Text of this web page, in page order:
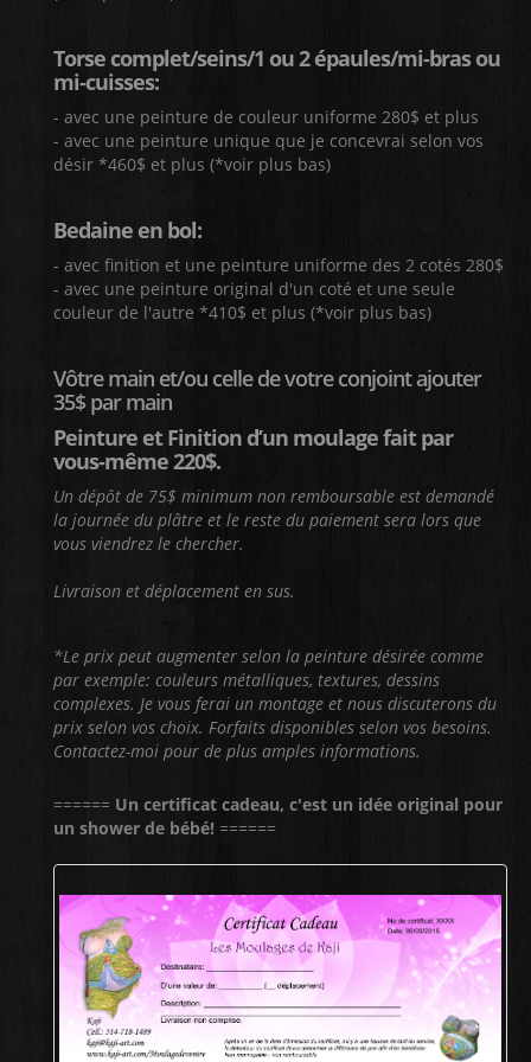
Torse complet/seins/1 ou 2 épaules/mi-bras ou
mi-cuisses:
- avec une peinture de couleur uniforme 280$ et plus
- avec une peinture unique que je concevrai selon vos
désir *460$ et plus (*voir plus bas)
Bedaine en bol:
- avec finition et une peinture uniforme des 2 cotés 280$
- avec une peinture original d'un coté et une seule
couleur de l'autre *410$ et plus (*voir plus bas)
Vôtre main et/ou celle de votre conjoint ajouter
35$ par main
Peinture et Finition d’un moulage fait par
vous-même 220$.
Un dépôt de 75$ minimum non remboursable est demandé
la journée du plâtre et le reste du paiement sera lors que
vous viendrez le chercher.
Livraison et déplacement en sus.
*Le prix peut augmenter selon la peinture désirée comme
par exemple: couleurs métalliques, textures, dessins
complexes. Je vous ferai un montage et nous discuterons du
prix selon vos choix. Forfaits disponibles selon vos besoins.
Contactez-moi pour de plus amples informations.
====== Un certificat cadeau, c'est un idée original pour
un shower de bébé! ======